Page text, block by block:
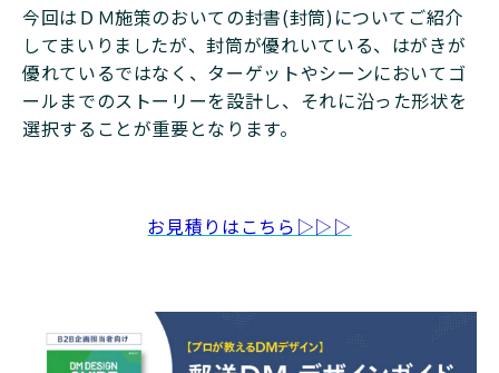
今回はＤＭ施策のおいての封書(封筒)についてご紹介
してまいりましたが、封筒が優れいている、はがきが
優れているではなく、ターゲットやシーンにおいてゴ
ールまでのストーリーを設計し、それに沿った形状を
選択することが重要となります。
お見積りはこちら▷▷▷